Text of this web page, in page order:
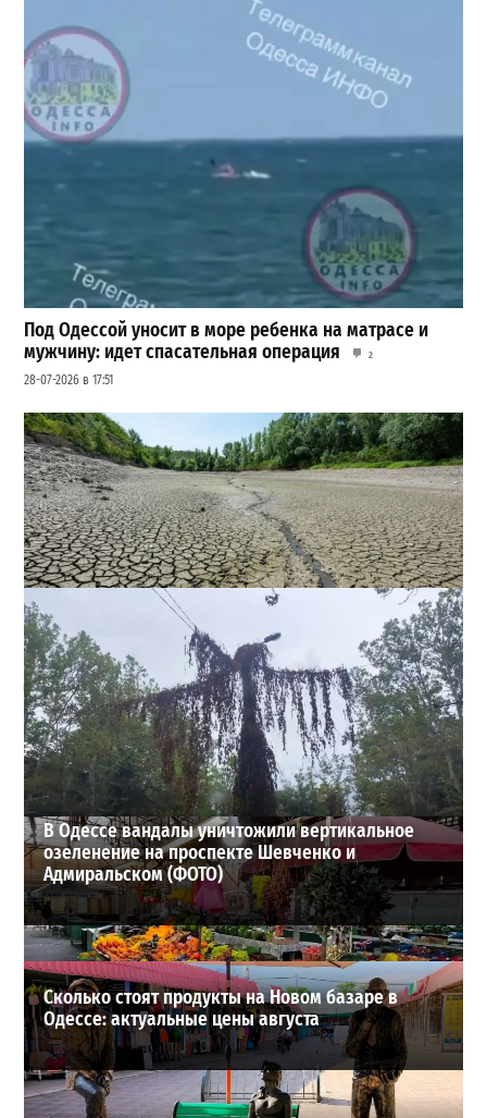
Под Одессой уносит в море ребенка на матрасе и
мужчину: идет спасательная операция
2
28-07-2026 в 17:51
Днестр рекордно обмелел: одесситов просят срочно
экономить воду
2
29-07-2026 в 19:28
ВИБОР РЕДАКЦИИ
В Одессе вандалы уничтожили вертикальное
озеленение на проспекте Шевченко и
Адмиральском (ФОТО)
Сколько стоят продукты на Новом базаре в
Одессе: актуальные цены августа